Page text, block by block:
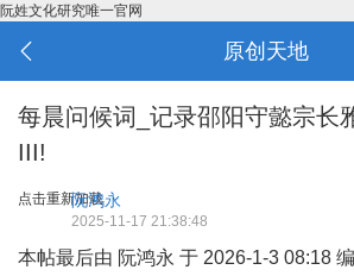
阮姓文化研究唯一官网
原创天地
每晨问候词_记录邵阳守懿宗长
III!
点击重新加载
阮鸿永
2025-11-17 21:38:48
本帖最后由 阮鸿永 于 2026-1-3 08:18